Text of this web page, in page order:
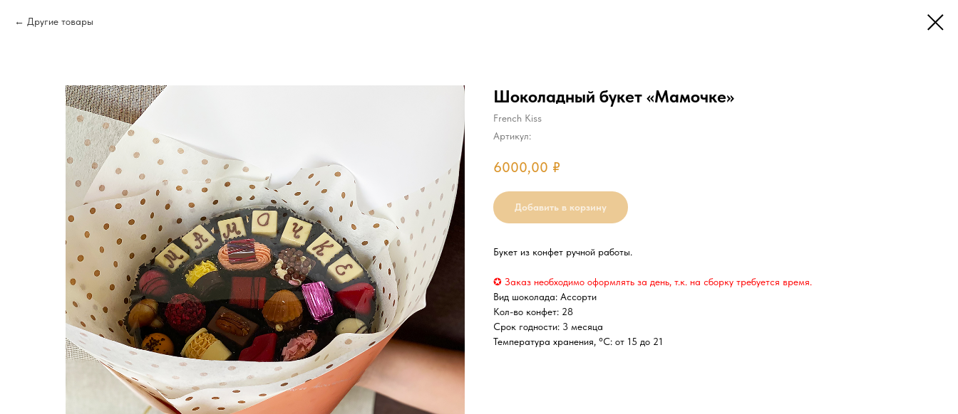
Другие товары
Шоколадный букет «Мамочке»
French Kiss
Артикул:
6000,00 ₽
Добавить в корзину
Букет из конфет ручной работы.
✪ Заказ необходимо оформлять за день, т.к. на сборку требуется время.
Вид шоколада: Ассорти
Кол-во конфет: 28
Срок годности: 3 месяца
Температура хранения, °C: от 15 до 21